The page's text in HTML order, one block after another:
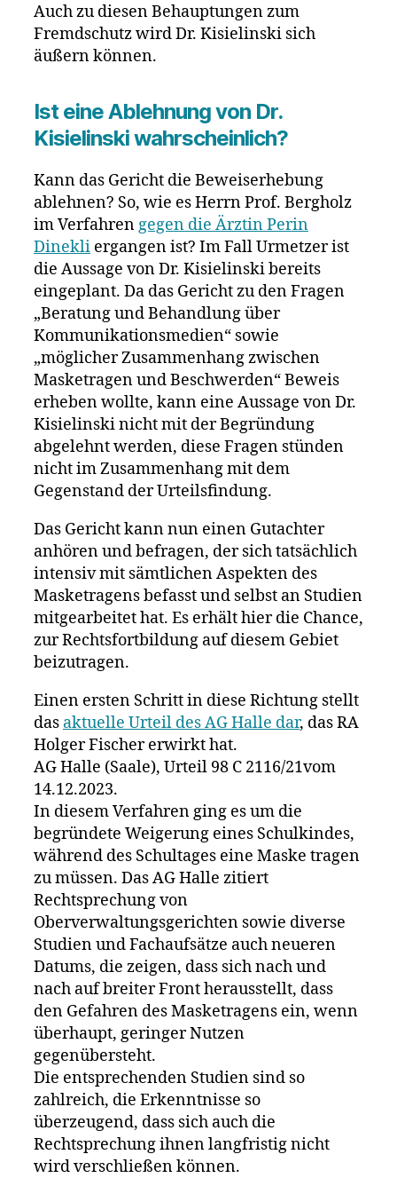
Auch zu diesen Behauptungen zum
Fremdschutz wird Dr. Kisielinski sich
äußern können.
Ist eine Ablehnung von Dr.
Kisielinski wahrscheinlich?
Kann das Gericht die Beweiserhebung
ablehnen? So, wie es Herrn Prof. Bergholz
im Verfahren gegen die Ärztin Perin
Dinekli ergangen ist? Im Fall Urmetzer ist
die Aussage von Dr. Kisielinski bereits
eingeplant. Da das Gericht zu den Fragen
„Beratung und Behandlung über
Kommunikationsmedien“ sowie
„möglicher Zusammenhang zwischen
Masketragen und Beschwerden“ Beweis
erheben wollte, kann eine Aussage von Dr.
Kisielinski nicht mit der Begründung
abgelehnt werden, diese Fragen stünden
nicht im Zusammenhang mit dem
Gegenstand der Urteilsfindung.
Das Gericht kann nun einen Gutachter
anhören und befragen, der sich tatsächlich
intensiv mit sämtlichen Aspekten des
Masketragens befasst und selbst an Studien
mitgearbeitet hat. Es erhält hier die Chance,
zur Rechtsfortbildung auf diesem Gebiet
beizutragen.
Einen ersten Schritt in diese Richtung stellt
das aktuelle Urteil des AG Halle dar, das RA
Holger Fischer erwirkt hat.
AG Halle (Saale), Urteil 98 C 2116/21vom
14.12.2023.
In diesem Verfahren ging es um die
begründete Weigerung eines Schulkindes,
während des Schultages eine Maske tragen
zu müssen. Das AG Halle zitiert
Rechtsprechung von
Oberverwaltungsgerichten sowie diverse
Studien und Fachaufsätze auch neueren
Datums, die zeigen, dass sich nach und
nach auf breiter Front herausstellt, dass
den Gefahren des Masketragens ein, wenn
überhaupt, geringer Nutzen
gegenübersteht.
Die entsprechenden Studien sind so
zahlreich, die Erkenntnisse so
überzeugend, dass sich auch die
Rechtsprechung ihnen langfristig nicht
wird verschließen können.